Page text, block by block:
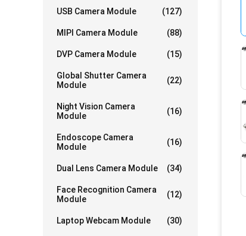
USB Camera Module (127)
MIPI Camera Module (88)
DVP Camera Module (15)
Global Shutter Camera
Module
(22)
Night Vision Camera
Module
(16)
Endoscope Camera
Module
(16)
Dual Lens Camera Module (34)
Face Recognition Camera
Module
(12)
Laptop Webcam Module (30)